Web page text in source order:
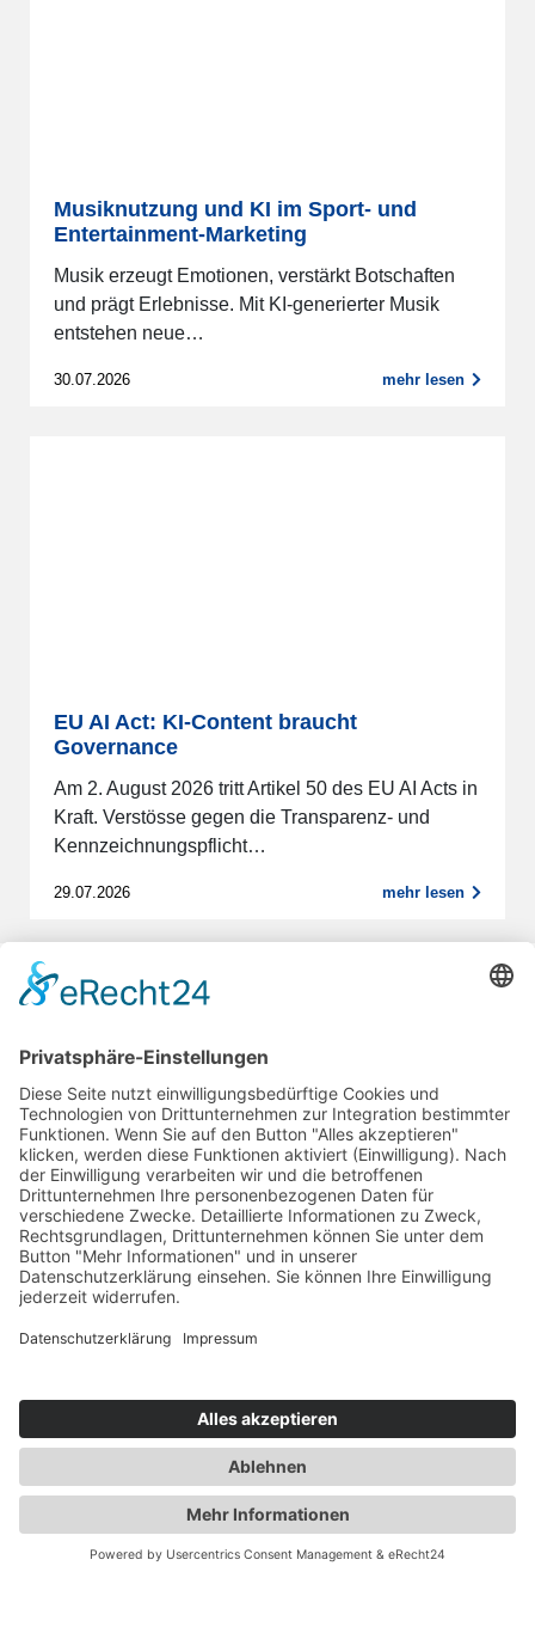
Musiknutzung und KI im Sport- und
Entertainment-Marketing
Musik erzeugt Emotionen, verstärkt Botschaften
und prägt Erlebnisse. Mit KI-generierter Musik
entstehen neue…
30.07.2026 mehr lesen
EU AI Act: KI-Content braucht
Governance
Am 2. August 2026 tritt Artikel 50 des EU AI Acts in
Kraft. Verstösse gegen die Transparenz- und
Kennzeichnungspflicht…
29.07.2026 mehr lesen
Know-how. Kontakte. Kommunikation.
Für Sport, Entertainment & Marketing.
ESB Marketing Netzwerk
Die ESB
Jobs
Jetzt vernetzen!
Die ESB auf
Newsletter abonnieren
Themen News Netzwerk Events Academy